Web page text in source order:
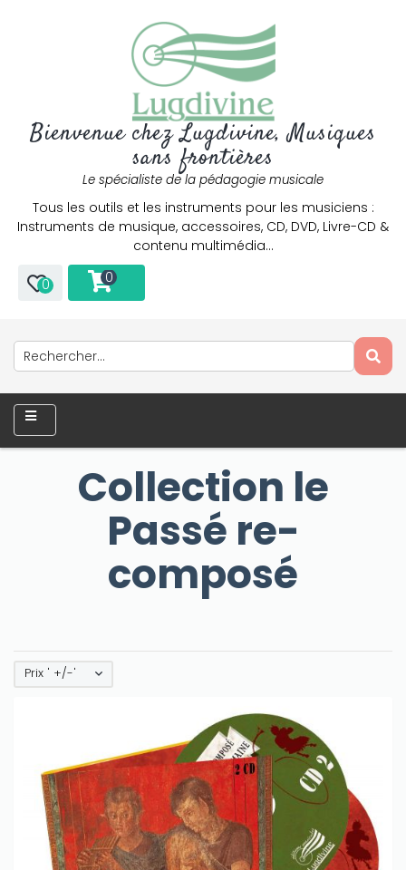
Bienvenue chez Lugdivine, Musiques
sans frontières
Le spécialiste de la pédagogie musicale
Tous les outils et les instruments pour les musiciens :
Instruments de musique, accessoires, CD, DVD, Livre-CD &
contenu multimédia…
0 0
Collection le
Passé re-
composé
Prix ' +/-'